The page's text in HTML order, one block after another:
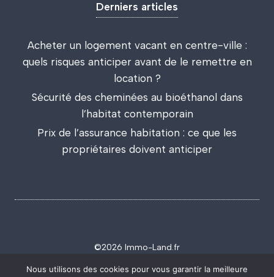
Derniers articles
Acheter un logement vacant en centre-ville :
quels risques anticiper avant de le remettre en
location ?
Sécurité des cheminées au bioéthanol dans
l’habitat contemporain
Prix de l’assurance habitation : ce que les
propriétaires doivent anticiper
©2026 Immo-Land.fr
Politique de confidentialité
Mentions légales
Nous utilisons des cookies pour vous garantir la meilleure